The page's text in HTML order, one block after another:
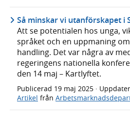
Så minskar vi utanförskapet i
Att se potentialen hos unga,
språket och en uppmaning
handling. Det var några av
regeringens nationella
den 14 maj – Kartlyftet.
Publicerad 19 maj 2025 ·
Artikel från